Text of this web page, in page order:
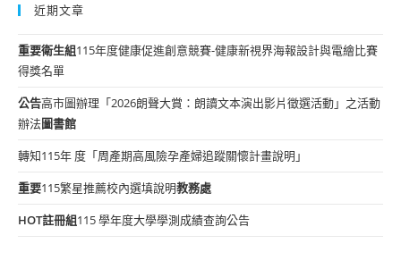
近期文章
重要衛生組115年度健康促進創意競賽-健康新視界海報設計與電繪比賽
得獎名單
公告高市圖辦理「2026朗聲大賞：朗讀文本演出影片徵選活動」之活動
辦法圖書館
轉知115年 度「周產期高風險孕產婦追蹤關懷計畫說明」
重要115繁星推薦校內選填說明教務處
HOT註冊組115 學年度大學學測成績查詢公告